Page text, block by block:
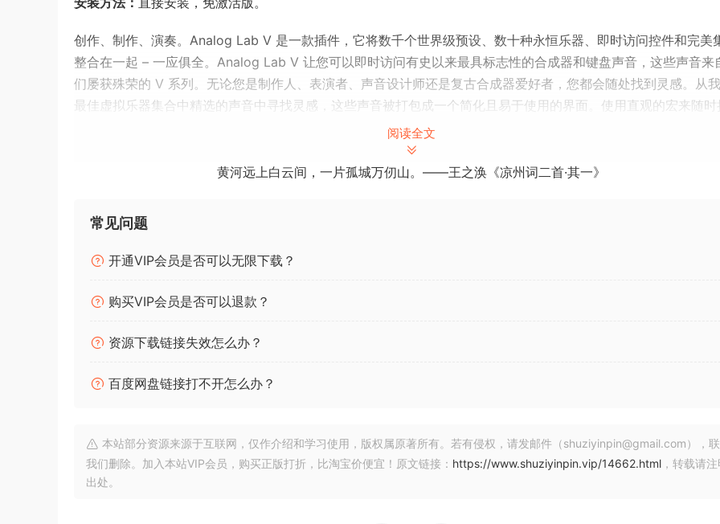
创作、制作、演奏。Analog Lab V 是一款插件，它将数千个世界级预设、数十种永恒乐器、即时访问控件和完美
整合在一起 – 一应俱全。Analog Lab V 让您可以即时访问有史以来最具标志性的合成器和键盘声音，这些声音来
们屡获殊荣的 V 系列。无论您是制作人、表演者、声音设计师还是复古合成器爱好者，您都会随处找到灵感。从
最佳虚拟乐器集合中精选的声音中寻找灵感，这些声音被打包成一个简化且易于使用的界面。使用直观的宏来随时
Create, produce, perform. Analog Lab V is a plugin that combines thousands of world-class presets
gives you instant access to the most iconic synth and keyboard sounds of all time, fresh from our award-
inspiration at every turn. Find inspiration with our selection of sounds from the best collection of virtual
instruments, packed into a streamlined and easy-to-use interface. Play with intuitive macros to stretch,
or taper your sound on the fly.
NOTE
MORiA
🏠 HomePage
阅读全文
黄河远上白云间，一片孤城万仞山。——王之涣《凉州词二首·其一》
常见问题
开通VIP会员是否可以无限下载？
购买VIP会员是否可以退款？
资源下载链接失效怎么办？
百度网盘链接打不开怎么办？
本站部分资源来源于互联网，仅作介绍和学习使用，版权属原著所有。若有侵权，请发邮件（shuziyinpin@gmail.com），
我们删除。加入本站VIP会员，购买正版打折，比淘宝价便宜！原文链接： https://www.shuziyinpin.vip/14662.html ，转载请
出处。